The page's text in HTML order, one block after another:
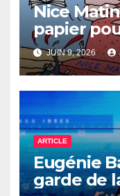
Nice
papier
JUIN 9, 2026
ARTICLE
Eugénie
garde de